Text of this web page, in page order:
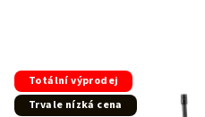
Totální výprodej
Trvale nízká cena